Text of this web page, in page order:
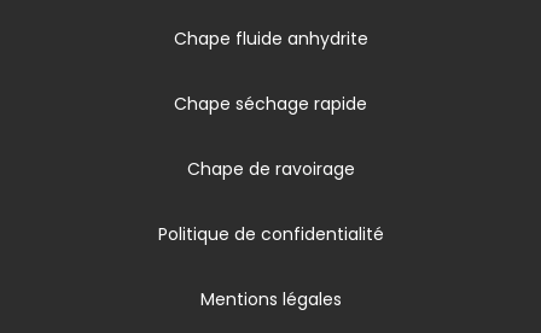
Chape fluide anhydrite
Chape séchage rapide
Chape de ravoirage
Politique de confidentialité
Mentions légales